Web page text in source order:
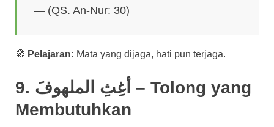
— (QS. An-Nur: 30)
🧭 Pelajaran: Mata yang dijaga, hati pun terjaga.
9. أغِثِ الملهوفَ – Tolong yang
Membutuhkan